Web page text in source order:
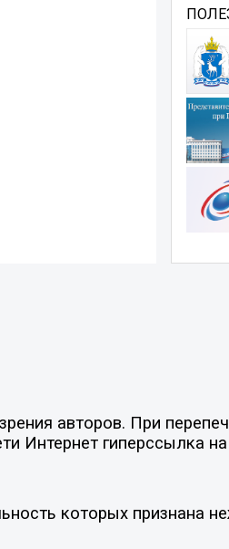
авторов. При
Интернет гиперссылка
которых признана